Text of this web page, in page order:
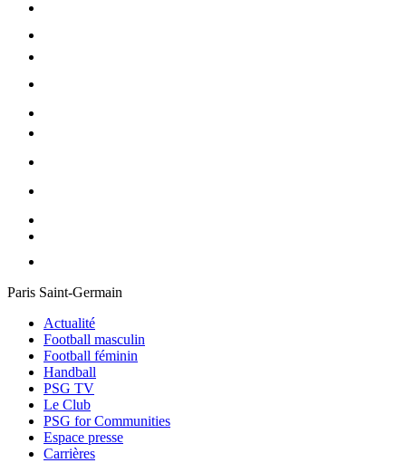
Paris Saint-Germain
Actualité
Football masculin
Football féminin
Handball
PSG TV
Le Club
PSG for Communities
Espace presse
Carrières